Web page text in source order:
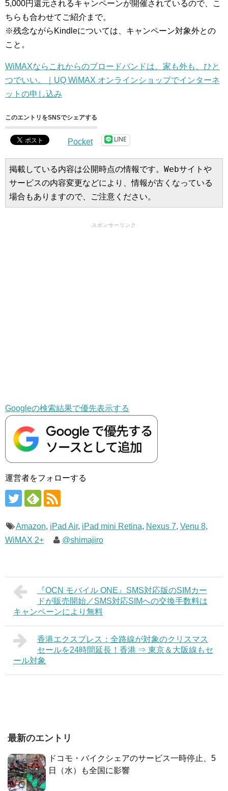
5,000円還元されるキャンペーンが開催されているので、こ
ちらも合わせてご紹介まで。
※残念ながらKindleについては、キャンペーン対象外との
こと。
WiMAXならこれからのブロードバンドは、家も外も、ひと
つでいい。｜UQ WiMAX オンラインショップでインターネ
ットの申し込み
このエントリをSNSでシェアする
Pocket LINE
掲載している内容は公開時点の情報です。Webサイトや
サービスの内容変更などにより、情報が古くなっている
場合もありますので、ご注意ください。
スポンサーリンク
Googleの検索結果で優先表示する
運営者をフォローする
Amazon, iPad Air, iPad mini Retina, Nexus 7, Venu 8,
WiMAX 2+
@shimajiro
『OCN モバイル ONE』SMS対応版のSIMカー
ドが販売開始／SMS対応SIMへの交換手数料は
キャンペーンにより無料
香港エクスプレス：全路線が対象のクリスマス
セールを24時間延長！香港 ⇒ 東京＆大阪線もセ
ール対象
最新のエントリ
ドコモ・バイクシェアのサービス一時停止、5
日（水）も全国に影響